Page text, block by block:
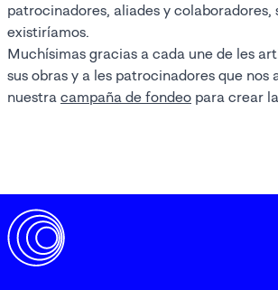
patrocinadores, aliades y colaboradores,
existiríamos.
Muchísimas gracias a cada une de les
sus obras y a les patrocinadores que nos
nuestra campaña de fondeo para crear